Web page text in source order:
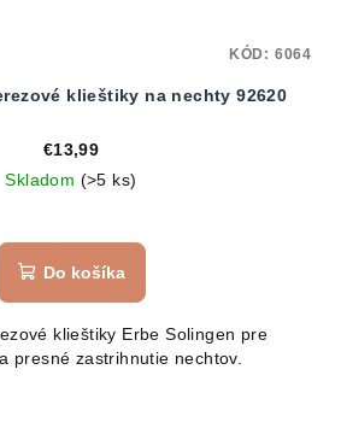
klieštiky na nechty 92620
€13,99
Skladom (>5 ks)
Do košíka
klieštiky Erbe Solingen pre
presné zastrihnutie nechtov.
KÓD: 6064